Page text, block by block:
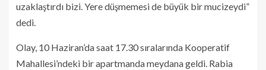
uzaklaştırdı bizi. Yere düşmemesi de büyük bir mucizeydi”
dedi.
Olay, 10 Haziran’da saat 17.30 sıralarında Kooperatif
Mahallesi’ndeki bir apartmanda meydana geldi. Rabia